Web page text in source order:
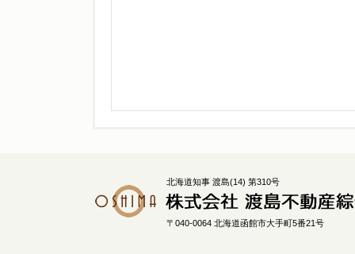
北海道知事 渡島(14) 第310号
〒040-0064 北海道函館市大手町5番21号